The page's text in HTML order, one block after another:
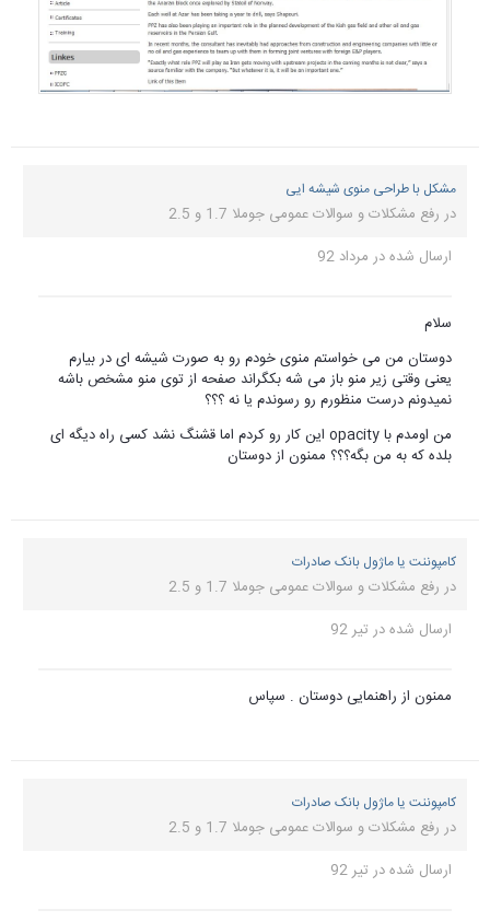
مشکل با طراحی منوی شیشه ایی
در رفع مشکلات و سوالات عمومی جوملا 1.7 و 2.5
ارسال شده در مرداد 92
سلام
دوستان من می خواستم منوی خودم رو به صورت شیشه ای در بیارم
یعنی وقتی زیر منو باز می شه بکگراند صفحه از توی منو مشخص باشه
نمیدونم درست منظورم رو رسوندم یا نه ؟؟؟
من اومدم با opacity این کار رو کردم اما قشنگ نشد کسی راه دیگه ای
بلده که به من بگه؟؟؟ ممنون از دوستان
کامپوننت یا ماژول بانک صادرات
در رفع مشکلات و سوالات عمومی جوملا 1.7 و 2.5
ارسال شده در تیر 92
ممنون از راهنمایی دوستان . سپاس
کامپوننت یا ماژول بانک صادرات
در رفع مشکلات و سوالات عمومی جوملا 1.7 و 2.5
ارسال شده در تیر 92